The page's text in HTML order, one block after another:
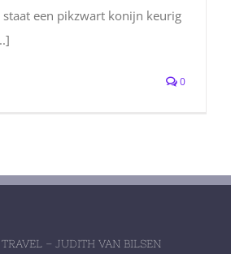
een pikzwart konijn keurig
0
– JUDITH VAN BILSEN